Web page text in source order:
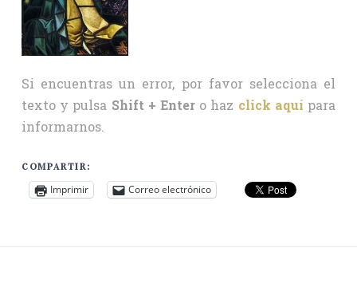
Si encuentras un error, por favor selecciona el
texto y pulsa Shift + Enter o haz click aquí para
informarnos.
COMPARTIR:
Imprimir Correo electrónico